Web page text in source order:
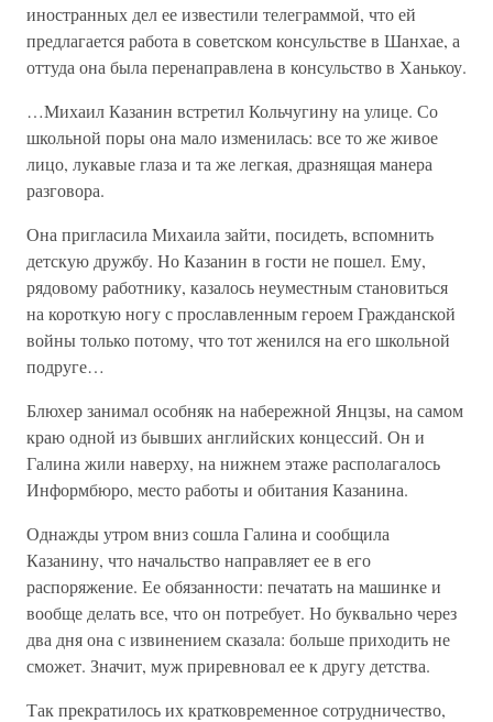
иностранных дел ее известили телеграммой, что ей
предлагается работа в советском консульстве в Шанхае, а
оттуда она была перенаправлена в консульство в Ханькоу.
…Михаил Казанин встретил Кольчугину на улице. Со
школьной поры она мало изменилась: все то же живое
лицо, лукавые глаза и та же легкая, дразнящая манера
разговора.
Она пригласила Михаила зайти, посидеть, вспомнить
детскую дружбу. Но Казанин в гости не пошел. Ему,
рядовому работнику, казалось неуместным становиться
на короткую ногу с прославленным героем Гражданской
войны только потому, что тот женился на его школьной
подруге…
Блюхер занимал особняк на набережной Янцзы, на самом
краю одной из бывших английских концессий. Он и
Галина жили наверху, на нижнем этаже располагалось
Информбюро, место работы и обитания Казанина.
Однажды утром вниз сошла Галина и сообщила
Казанину, что начальство направляет ее в его
распоряжение. Ее обязанности: печатать на машинке и
вообще делать все, что он потребует. Но буквально через
два дня она с извинением сказала: больше приходить не
сможет. Значит, муж приревновал ее к другу детства.
Так прекратилось их кратковременное сотрудничество,